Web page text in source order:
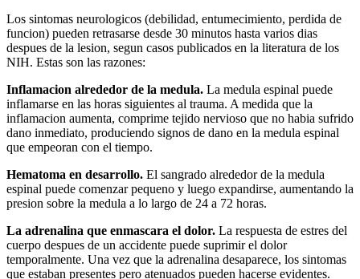
Los sintomas neurologicos (debilidad, entumecimiento, perdida de
funcion) pueden retrasarse desde 30 minutos hasta varios dias
despues de la lesion, segun casos publicados en la literatura de los
NIH. Estas son las razones:
Inflamacion alrededor de la medula. La medula espinal puede
inflamarse en las horas siguientes al trauma. A medida que la
inflamacion aumenta, comprime tejido nervioso que no habia sufrido
dano inmediato, produciendo signos de dano en la medula espinal
que empeoran con el tiempo.
Hematoma en desarrollo. El sangrado alrededor de la medula
espinal puede comenzar pequeno y luego expandirse, aumentando la
presion sobre la medula a lo largo de 24 a 72 horas.
La adrenalina que enmascara el dolor. La respuesta de estres del
cuerpo despues de un accidente puede suprimir el dolor
temporalmente. Una vez que la adrenalina desaparece, los sintomas
que estaban presentes pero atenuados pueden hacerse evidentes.